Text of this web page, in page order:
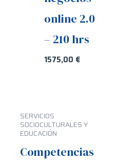
online 2.0
– 210 hrs
1575,00 €
SERVICIOS
SOCIOCULTURALES Y
EDUCACIÓN
Competencias